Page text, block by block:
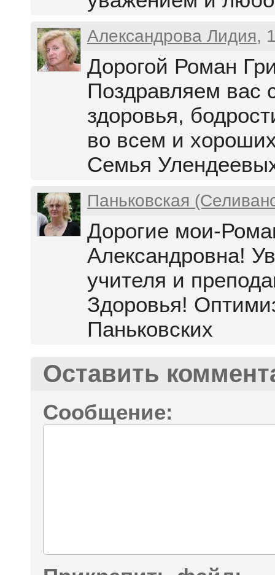
Александрова Лидия,
Дорогой Роман
Поздравляем
здоровья,
во всем и
Семья
Паньковская
Дорогие мои-
Александровна!
учителя и
Здоровья!
Паньковских
Оставить
Сообщение: